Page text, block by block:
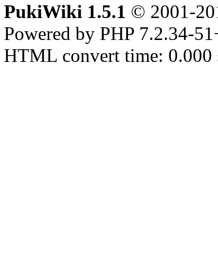
PukiWiki 1.5.1 © 2001-
Powered by PHP 7.2.34-
HTML convert time: 0.000